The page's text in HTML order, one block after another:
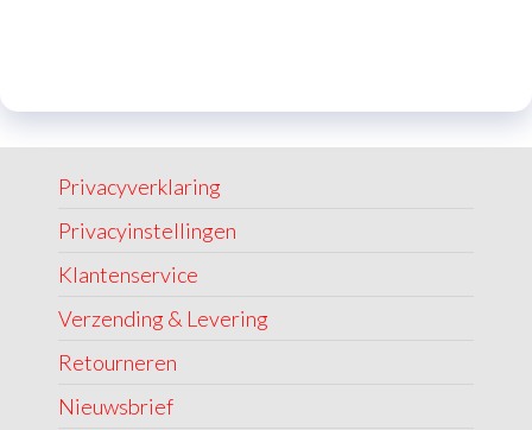
Privacyverklaring
Privacyinstellingen
Klantenservice
Verzending & Levering
Retourneren
Nieuwsbrief